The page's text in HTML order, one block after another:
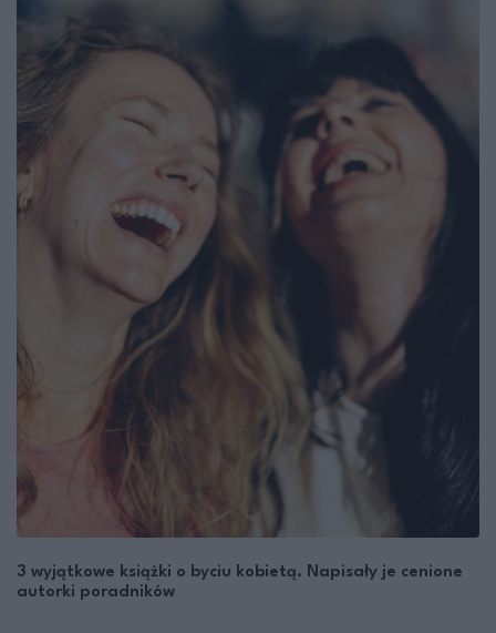
3 wyjątkowe książki o byciu kobietą. Napisały je cenione
autorki poradników